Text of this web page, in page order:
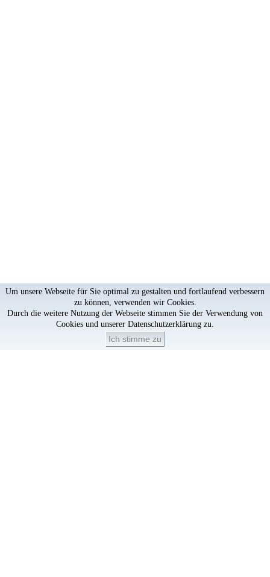
Um unsere Webseite für Sie optimal zu gestalten und fortlaufend verbessern
zu können, verwenden wir Cookies.
Durch die weitere Nutzung der Webseite stimmen Sie der Verwendung von
Cookies und unserer Datenschutzerklärung zu.
Ich stimme zu